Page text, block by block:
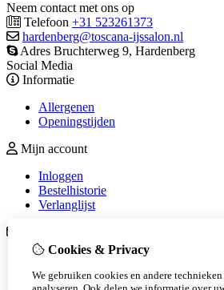
Neem contact met ons op
Telefoon +31 523261373
hardenberg@toscana-ijssalon.nl
Adres Bruchterweg 9, Hardenberg
Social Media
Informatie
Allergenen
Openingstijden
Mijn account
Inloggen
Bestelhistorie
Verlanglijst
Contact
Sitemap
Cookies & Privacy
We gebruiken cookies en andere